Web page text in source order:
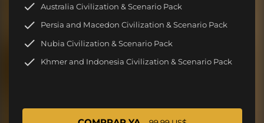
Australia Civilization & Scenario Pack
Persia and Macedon Civilization & Scenario Pack
Nubia Civilization & Scenario Pack
Khmer and Indonesia Civilization & Scenario Pack